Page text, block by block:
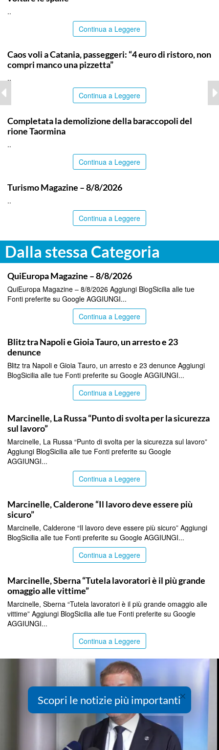
..
Continua a Leggere
Caos voli a Catania, passeggeri: “4 euro di ristoro, non
compri manco una pizzetta”
..
Continua a Leggere
Completata la demolizione della baraccopoli del
rione Taormina
..
Continua a Leggere
Turismo Magazine – 8/8/2026
..
Continua a Leggere
Dalla stessa Categoria
ITALPRESS
QuiEuropa Magazine – 8/8/2026
QuiEuropa Magazine – 8/8/2026 Aggiungi BlogSicilia alle tue
Fonti preferite su Google AGGIUNGI...
Continua a Leggere
Blitz tra Napoli e Gioia Tauro, un arresto e 23
denunce
Blitz tra Napoli e Gioia Tauro, un arresto e 23 denunce Aggiungi
BlogSicilia alle tue Fonti preferite su Google AGGIUNGI...
Continua a Leggere
Marcinelle, La Russa “Punto di svolta per la sicurezza
sul lavoro”
Marcinelle, La Russa “Punto di svolta per la sicurezza sul lavoro”
Aggiungi BlogSicilia alle tue Fonti preferite su Google
AGGIUNGI...
Continua a Leggere
Marcinelle, Calderone “Il lavoro deve essere più
sicuro”
Marcinelle, Calderone “Il lavoro deve essere più sicuro” Aggiungi
BlogSicilia alle tue Fonti preferite su Google AGGIUNGI...
Continua a Leggere
Marcinelle, Sberna “Tutela lavoratori è il più grande
omaggio alle vittime”
Marcinelle, Sberna “Tutela lavoratori è il più grande omaggio alle
vittime” Aggiungi BlogSicilia alle tue Fonti preferite su Google
AGGIUNGI...
Continua a Leggere
×
Scopri le notizie più importanti